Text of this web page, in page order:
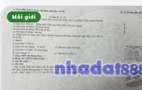
Môi giới